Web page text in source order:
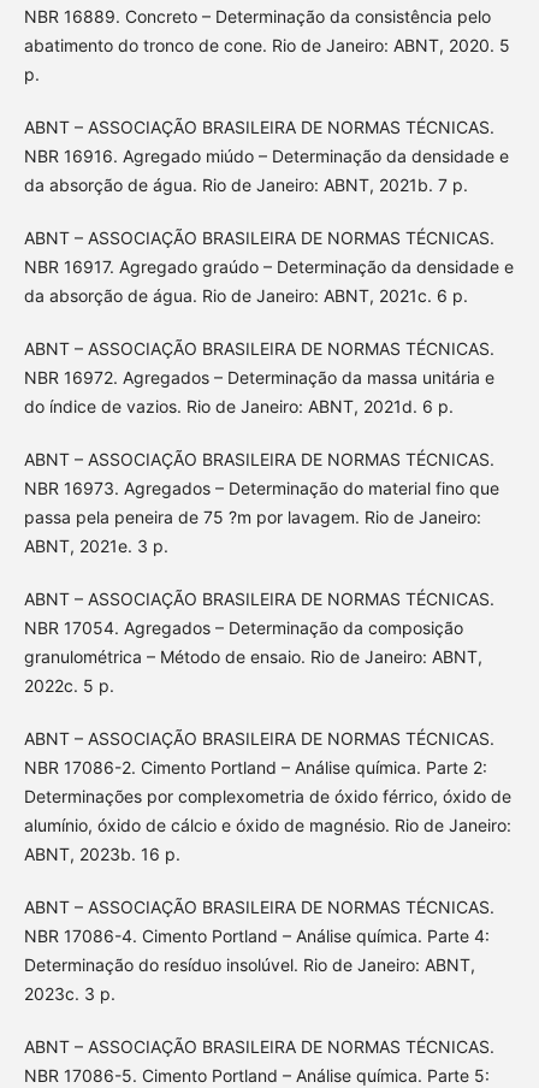
NBR 16889. Concreto – Determinação da consistência pelo
abatimento do tronco de cone. Rio de Janeiro: ABNT, 2020. 5
p.
ABNT – ASSOCIAÇÃO BRASILEIRA DE NORMAS TÉCNICAS.
NBR 16916. Agregado miúdo – Determinação da densidade e
da absorção de água. Rio de Janeiro: ABNT, 2021b. 7 p.
ABNT – ASSOCIAÇÃO BRASILEIRA DE NORMAS TÉCNICAS.
NBR 16917. Agregado graúdo – Determinação da densidade e
da absorção de água. Rio de Janeiro: ABNT, 2021c. 6 p.
ABNT – ASSOCIAÇÃO BRASILEIRA DE NORMAS TÉCNICAS.
NBR 16972. Agregados – Determinação da massa unitária e
do índice de vazios. Rio de Janeiro: ABNT, 2021d. 6 p.
ABNT – ASSOCIAÇÃO BRASILEIRA DE NORMAS TÉCNICAS.
NBR 16973. Agregados – Determinação do material fino que
passa pela peneira de 75 ?m por lavagem. Rio de Janeiro:
ABNT, 2021e. 3 p.
ABNT – ASSOCIAÇÃO BRASILEIRA DE NORMAS TÉCNICAS.
NBR 17054. Agregados – Determinação da composição
granulométrica – Método de ensaio. Rio de Janeiro: ABNT,
2022c. 5 p.
ABNT – ASSOCIAÇÃO BRASILEIRA DE NORMAS TÉCNICAS.
NBR 17086-2. Cimento Portland – Análise química. Parte 2:
Determinações por complexometria de óxido férrico, óxido de
alumínio, óxido de cálcio e óxido de magnésio. Rio de Janeiro:
ABNT, 2023b. 16 p.
ABNT – ASSOCIAÇÃO BRASILEIRA DE NORMAS TÉCNICAS.
NBR 17086-4. Cimento Portland – Análise química. Parte 4:
Determinação do resíduo insolúvel. Rio de Janeiro: ABNT,
2023c. 3 p.
ABNT – ASSOCIAÇÃO BRASILEIRA DE NORMAS TÉCNICAS.
NBR 17086-5. Cimento Portland – Análise química. Parte 5: